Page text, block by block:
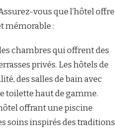
vous que l’hôtel offre
mémorable :
chambres qui offrent des
privés. Les hôtels de
des salles de bain avec
toilette haut de gamme.
offrant une piscine
soins inspirés des traditions